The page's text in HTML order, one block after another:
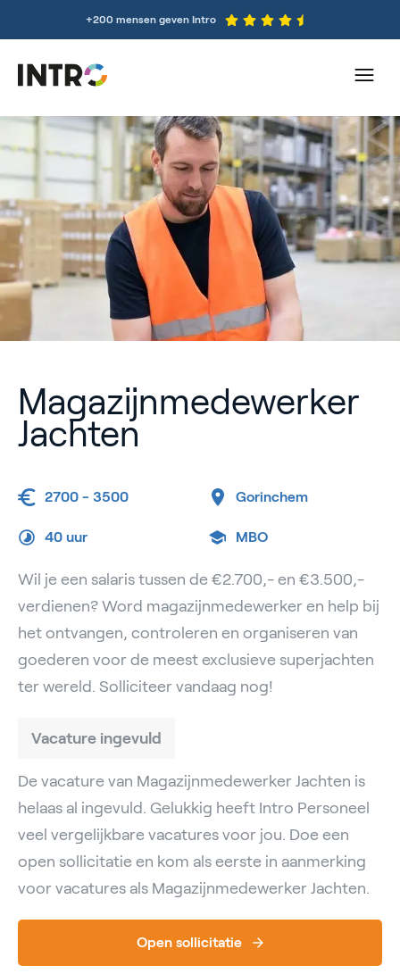
+200 mensen geven Intro
Magazijnmedewerker
Jachten
2700 - 3500 Gorinchem
40 uur MBO
Wil je een salaris tussen de €2.700,- en €3.500,-
verdienen? Word magazijnmedewerker en help bij
het ontvangen, controleren en organiseren van
goederen voor de meest exclusieve superjachten
ter wereld. Solliciteer vandaag nog!
Vacature ingevuld
De vacature van Magazijnmedewerker Jachten is
helaas al ingevuld. Gelukkig heeft Intro Personeel
veel vergelijkbare vacatures voor jou. Doe een
open sollicitatie en kom als eerste in aanmerking
voor vacatures als Magazijnmedewerker Jachten.
Open sollicitatie